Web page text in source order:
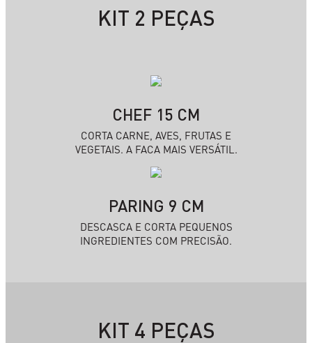
KIT 2 PEÇAS
CHEF 15 CM
CORTA CARNE, AVES, FRUTAS E
VEGETAIS. A FACA MAIS VERSÁTIL.
PARING 9 CM
DESCASCA E CORTA PEQUENOS
INGREDIENTES COM PRECISÃO.
KIT 4 PEÇAS